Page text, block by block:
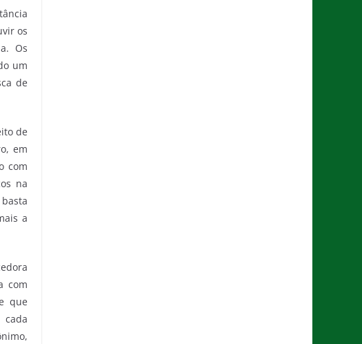
os
Os
um
de
de
em
com
na
a
com
que